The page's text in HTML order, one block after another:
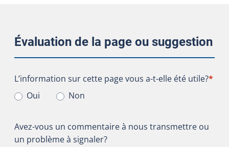
Évaluation de la page ou suggestion
L’information sur cette page vous a-t-elle été utile?
L’information sur cette page vous a-t-elle été utile?*
Oui
Non
Avez-vous un commentaire à nous transmettre ou
un problème à signaler?